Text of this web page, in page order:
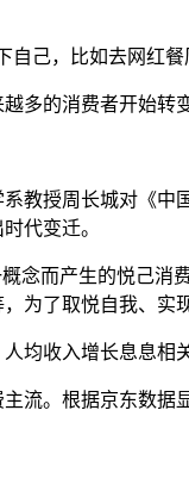
自己，比如去网红
多的消费者开始转
教授周长城对《
代变迁。
念而产生的悦己
为了取悦自我、实
均收入增长息息相
流。根据京东数据